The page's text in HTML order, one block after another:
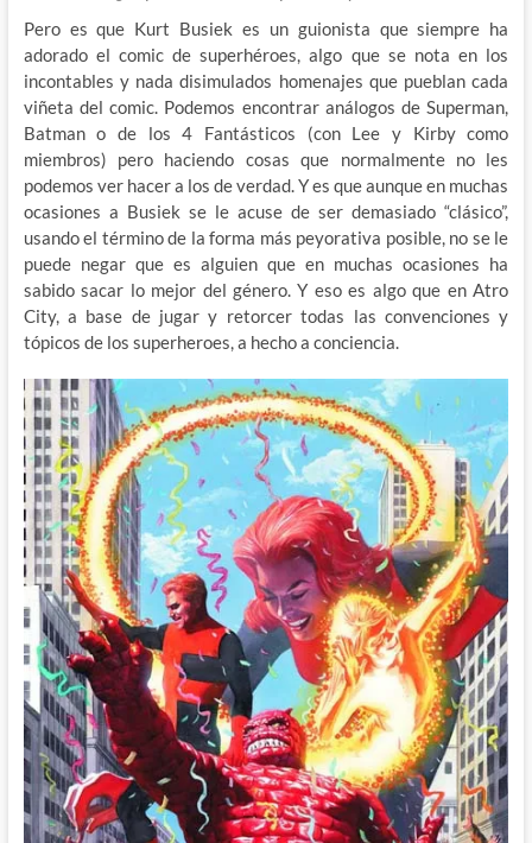
Pero es que Kurt Busiek es un guionista que siempre ha
adorado el comic de superhéroes, algo que se nota en los
incontables y nada disimulados homenajes que pueblan cada
viñeta del comic. Podemos encontrar análogos de Superman,
Batman o de los 4 Fantásticos (con Lee y Kirby como
miembros) pero haciendo cosas que normalmente no les
podemos ver hacer a los de verdad. Y es que aunque en muchas
ocasiones a Busiek se le acuse de ser demasiado “clásico”,
usando el término de la forma más peyorativa posible, no se le
puede negar que es alguien que en muchas ocasiones ha
sabido sacar lo mejor del género. Y eso es algo que en Atro
City, a base de jugar y retorcer todas las convenciones y
tópicos de los superheroes, a hecho a conciencia.